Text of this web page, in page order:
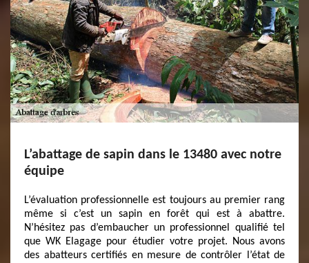
L’abattage de sapin dans le 13480 avec notre
équipe
L’évaluation professionnelle est toujours au premier rang
même si c’est un sapin en forêt qui est à abattre.
N’hésitez pas d’embaucher un professionnel qualifié tel
que WK Elagage pour étudier votre projet. Nous avons
des abatteurs certifiés en mesure de contrôler l’état de